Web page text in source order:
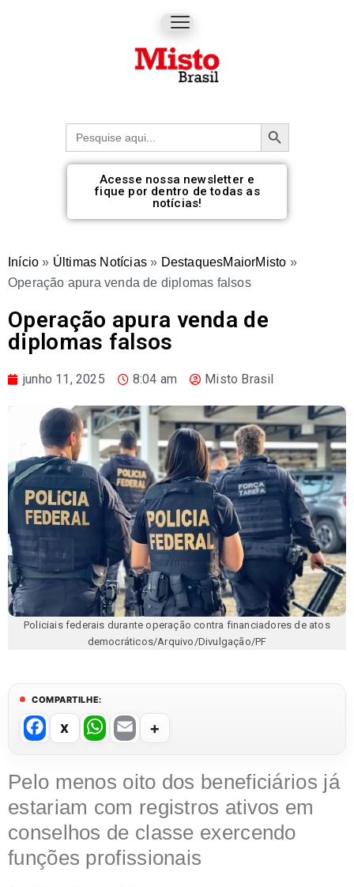
Procurar: Botão de pesquisa
Acesse nossa newsletter e
fique por dentro de todas as
notícias!
Início » Últimas Notícias » DestaquesMaiorMisto »
Operação apura venda de diplomas falsos
Operação apura venda de
diplomas falsos
junho 11, 2025 8:04 am Misto Brasil
Policiais federais durante operação contra financiadores de atos
democráticos/Arquivo/Divulgação/PF
COMPARTILHE:
F
c
e
b
o
W
at
s
A
p
E
ail
Pelo menos oito dos beneficiários já
estariam com registros ativos em
conselhos de classe exercendo
funções profissionais